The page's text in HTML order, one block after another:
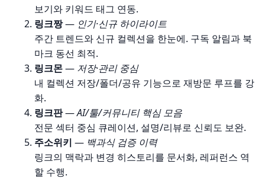
보기와 키워드 태그 연동.
링크짱— 인기·신규 하이라이트
주간 트렌드와 신규 컬렉션을 한눈에. 구독 알림과 북
마크 동선 최적.
링크몬— 저장·관리 중심
내 컬렉션 저장/폴더/공유 기능으로 재방문 루프를 강
화.
링크판—AI/툴/커뮤니티 핵심 모음
전문 섹터 중심 큐레이션, 설명/리뷰로 신뢰도 보완.
주소위키 — 백과식 검증 이력
링크의 맥락과 변경 히스토리를 문서화, 레퍼런스 역
할 수행.